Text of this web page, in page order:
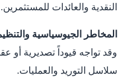
النقدية والعائدات للمستثمرين.
المخاطر الجيوسياسية
وقد تواجه قيوداً تصديرية أو
سلاسل التوريد والعمليات.